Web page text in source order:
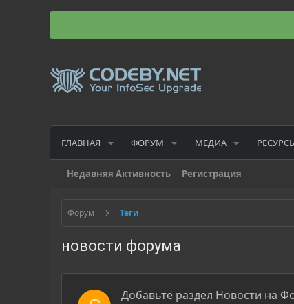
ГЛАВНАЯ ФОРУМ МЕДИА
Недавняя Активность Регистрация
Форум Теги
новости форума
Добавьте раздел Новости на